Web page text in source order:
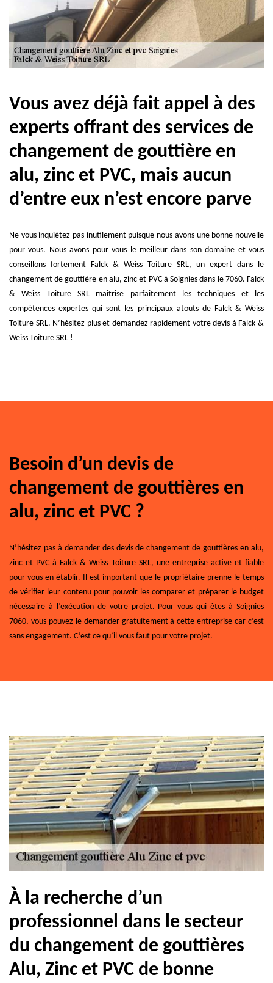
Vous avez déjà fait appel à des
experts offrant des services de
changement de gouttière en
alu, zinc et PVC, mais aucun
d’entre eux n’est encore parve
Ne vous inquiétez pas inutilement puisque nous avons une bonne nouvelle
pour vous. Nous avons pour vous le meilleur dans son domaine et vous
conseillons fortement Falck & Weiss Toiture SRL, un expert dans le
changement de gouttière en alu, zinc et PVC à Soignies dans le 7060. Falck
& Weiss Toiture SRL maîtrise parfaitement les techniques et les
compétences expertes qui sont les principaux atouts de Falck & Weiss
Toiture SRL. N’hésitez plus et demandez rapidement votre devis à Falck &
Weiss Toiture SRL !
Besoin d’un devis de
changement de gouttières en
alu, zinc et PVC ?
N’hésitez pas à demander des devis de changement de gouttières en alu,
zinc et PVC à Falck & Weiss Toiture SRL, une entreprise active et fiable
pour vous en établir. Il est important que le propriétaire prenne le temps
de vérifier leur contenu pour pouvoir les comparer et préparer le budget
nécessaire à l’exécution de votre projet. Pour vous qui êtes à Soignies
7060, vous pouvez le demander gratuitement à cette entreprise car c’est
sans engagement. C’est ce qu’il vous faut pour votre projet.
À la recherche d’un
professionnel dans le secteur
du changement de gouttières
Alu, Zinc et PVC de bonne